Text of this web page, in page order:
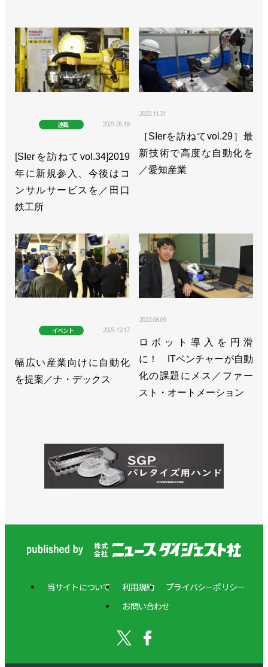
連載 2023.05.18
[SIerを訪ねてvol.34]2019
年に新規参入、今後はコ
ンサルサービスを／田口
鉄工所
2022.11.21
［SIerを訪ねてvol.29］最
新技術で高度な自動化を
／愛知産業
イベント 2025.12.17
幅広い産業向けに自動化
を提案／ナ・デックス
2022.06.09
ロボット導入を円滑
に！ ITベンチャーが自動
化の課題にメス／ファー
スト・オートメーション
当サイトについて 利用規約
プライバシーポリシー
お問い合わせ